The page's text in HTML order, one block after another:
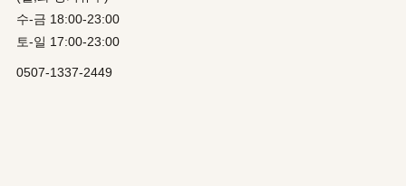
수-금 18:00-23:00
토-일 17:00-23:00
0507-1337-2449